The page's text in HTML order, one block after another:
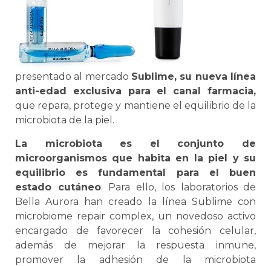
presentado al mercado Sublime, su nueva línea
anti-edad exclusiva para el canal farmacia,
que repara, protege y mantiene el equilibrio de la
microbiota de la piel.
La microbiota es el conjunto de
microorganismos que habita en la piel y su
equilibrio es fundamental para el buen
estado cutáneo. Para ello, los laboratorios de
Bella Aurora han creado la línea Sublime con
microbiome repair complex, un novedoso activo
encargado de favorecer la cohesión celular,
además de mejorar la respuesta inmune,
promover la adhesión de la microbiota